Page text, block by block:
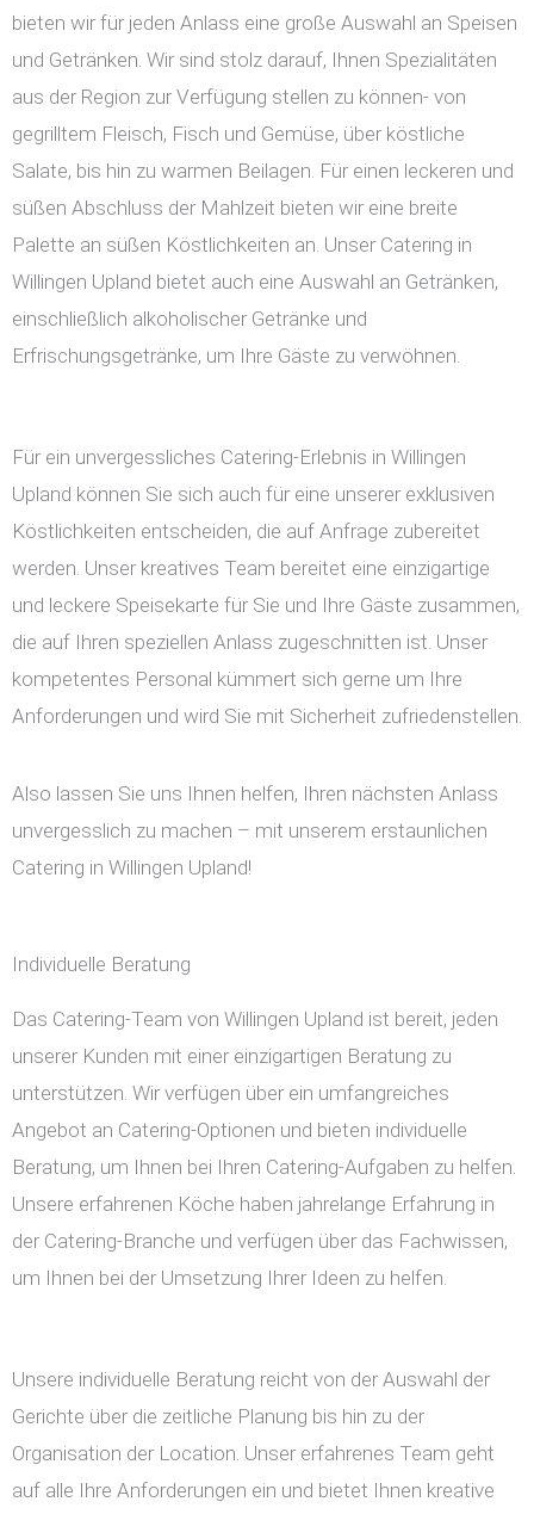
bieten wir für jeden Anlass eine große Auswahl an Speisen
und Getränken. Wir sind stolz darauf, Ihnen Spezialitäten
aus der Region zur Verfügung stellen zu können- von
gegrilltem Fleisch, Fisch und Gemüse, über köstliche
Salate, bis hin zu warmen Beilagen. Für einen leckeren und
süßen Abschluss der Mahlzeit bieten wir eine breite
Palette an süßen Köstlichkeiten an. Unser Catering in
Willingen Upland bietet auch eine Auswahl an Getränken,
einschließlich alkoholischer Getränke und
Erfrischungsgetränke, um Ihre Gäste zu verwöhnen.
Für ein unvergessliches Catering-Erlebnis in Willingen
Upland können Sie sich auch für eine unserer exklusiven
Köstlichkeiten entscheiden, die auf Anfrage zubereitet
werden. Unser kreatives Team bereitet eine einzigartige
und leckere Speisekarte für Sie und Ihre Gäste zusammen,
die auf Ihren speziellen Anlass zugeschnitten ist. Unser
kompetentes Personal kümmert sich gerne um Ihre
Anforderungen und wird Sie mit Sicherheit zufriedenstellen.
Also lassen Sie uns Ihnen helfen, Ihren nächsten Anlass
unvergesslich zu machen – mit unserem erstaunlichen
Catering in Willingen Upland!
Individuelle Beratung
Das Catering-Team von Willingen Upland ist bereit, jeden
unserer Kunden mit einer einzigartigen Beratung zu
unterstützen. Wir verfügen über ein umfangreiches
Angebot an Catering-Optionen und bieten individuelle
Beratung, um Ihnen bei Ihren Catering-Aufgaben zu helfen.
Unsere erfahrenen Köche haben jahrelange Erfahrung in
der Catering-Branche und verfügen über das Fachwissen,
um Ihnen bei der Umsetzung Ihrer Ideen zu helfen.
Unsere individuelle Beratung reicht von der Auswahl der
Gerichte über die zeitliche Planung bis hin zu der
Organisation der Location. Unser erfahrenes Team geht
auf alle Ihre Anforderungen ein und bietet Ihnen kreative